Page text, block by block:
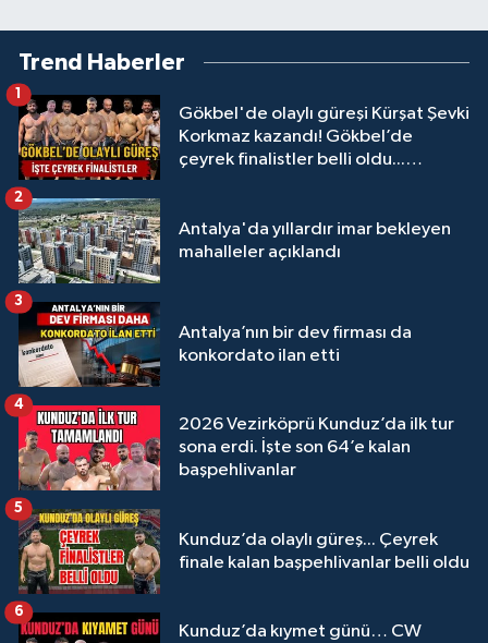
Trend Haberler
Gökbel'de olaylı güreşi Kürşat Şevki
Korkmaz kazandı! Gökbel’de
çeyrek finalistler belli oldu...
1
Antalya'da yıllardır imar bekleyen
mahalleler açıklandı
2
Antalya’nın bir dev firması da
konkordato ilan etti
3
2026 Vezirköprü Kunduz’da ilk tur
sona erdi. İşte son 64’e kalan
başpehlivanlar
4
Kunduz’da olaylı güreş... Çeyrek
finale kalan başpehlivanlar belli oldu
5
Kunduz’da kıymet günü… CW
6